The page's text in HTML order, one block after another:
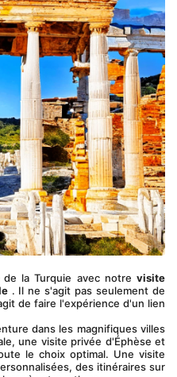
la Turquie avec notre visite
. Il ne s'agit pas seulement de
de faire l'expérience d'un lien
une visite privée d'Éphèse et
le choix optimal. Une visite
des itinéraires sur